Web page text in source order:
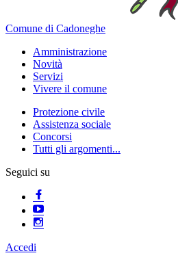
Comune di Cadoneghe
Amministrazione
Novità
Servizi
Vivere il comune
Protezione civile
Assistenza sociale
Concorsi
Tutti gli argomenti...
Seguici su
Accedi